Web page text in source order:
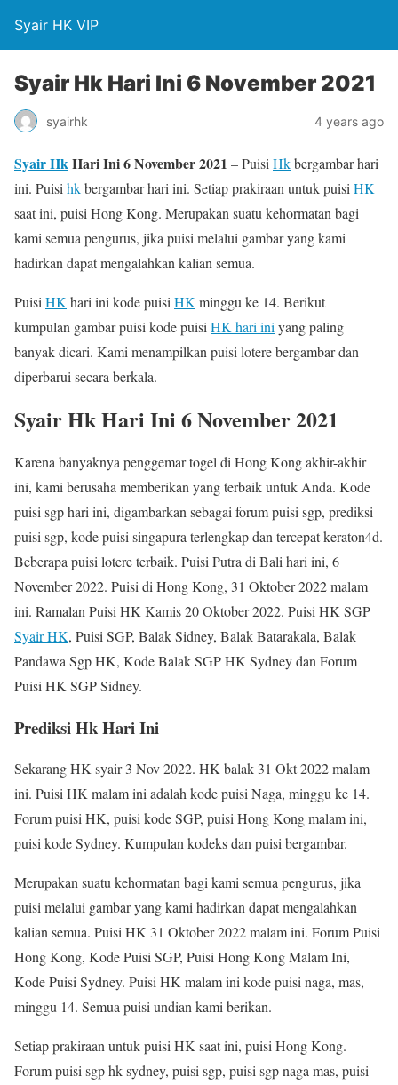
Syair HK VIP
Syair Hk Hari Ini 6 November 2021
syairhk 4 years ago
Syair HkHari Ini 6 November 2021 – Puisi Hkbergambar hari
ini. Puisi hkbergambar hari ini. Setiap prakiraan untuk puisi HK
saat ini, puisi Hong Kong. Merupakan suatu kehormatan bagi
kami semua pengurus, jika puisi melalui gambar yang kami
hadirkan dapat mengalahkan kalian semua.
Puisi HK hari ini kode puisi HK minggu ke 14. Berikut
kumpulan gambar puisi kode puisi HK hari ini yang paling
banyak dicari. Kami menampilkan puisi lotere bergambar dan
diperbarui secara berkala.
Syair Hk Hari Ini 6 November 2021
Karena banyaknya penggemar togel di Hong Kong akhir-akhir
ini, kami berusaha memberikan yang terbaik untuk Anda. Kode
puisi sgp hari ini, digambarkan sebagai forum puisi sgp, prediksi
puisi sgp, kode puisi singapura terlengkap dan tercepat keraton4d.
Beberapa puisi lotere terbaik. Puisi Putra di Bali hari ini, 6
November 2022. Puisi di Hong Kong, 31 Oktober 2022 malam
ini. Ramalan Puisi HK Kamis 20 Oktober 2022. Puisi HK SGP
Syair HK, Puisi SGP, Balak Sidney, Balak Batarakala, Balak
Pandawa Sgp HK, Kode Balak SGP HK Sydney dan Forum
Puisi HK SGP Sidney.
Prediksi Hk Hari Ini
Sekarang HK syair 3 Nov 2022. HK balak 31 Okt 2022 malam
ini. Puisi HK malam ini adalah kode puisi Naga, minggu ke 14.
Forum puisi HK, puisi kode SGP, puisi Hong Kong malam ini,
puisi kode Sydney. Kumpulan kodeks dan puisi bergambar.
Merupakan suatu kehormatan bagi kami semua pengurus, jika
puisi melalui gambar yang kami hadirkan dapat mengalahkan
kalian semua. Puisi HK 31 Oktober 2022 malam ini. Forum Puisi
Hong Kong, Kode Puisi SGP, Puisi Hong Kong Malam Ini,
Kode Puisi Sydney. Puisi HK malam ini kode puisi naga, mas,
minggu 14. Semua puisi undian kami berikan.
Setiap prakiraan untuk puisi HK saat ini, puisi Hong Kong.
Forum puisi sgp hk sydney, puisi sgp, puisi sgp naga mas, puisi